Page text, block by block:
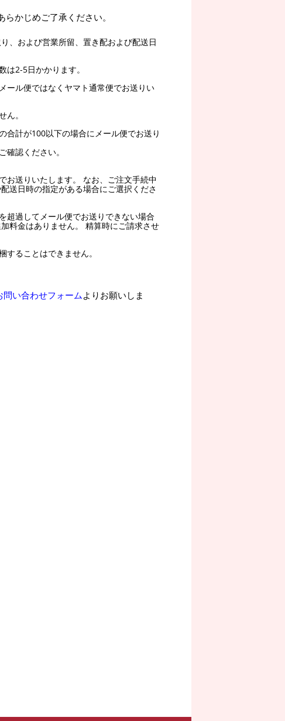
かじめご了承ください。
、および営業所留、置き配および配送日
は2-5日かかります。
ール便ではなくヤマト通常便でお送りい
ん。
合計が100以下の場合にメール便でお送り
認ください。
お送りいたします。 なお、ご注文手続中
送日時の指定がある場合にご選択くださ
超過してメール便でお送りできない場合
料金はありません。 精算時にご請求させ
ることはできません。
問い合わせフォームよりお願いしま